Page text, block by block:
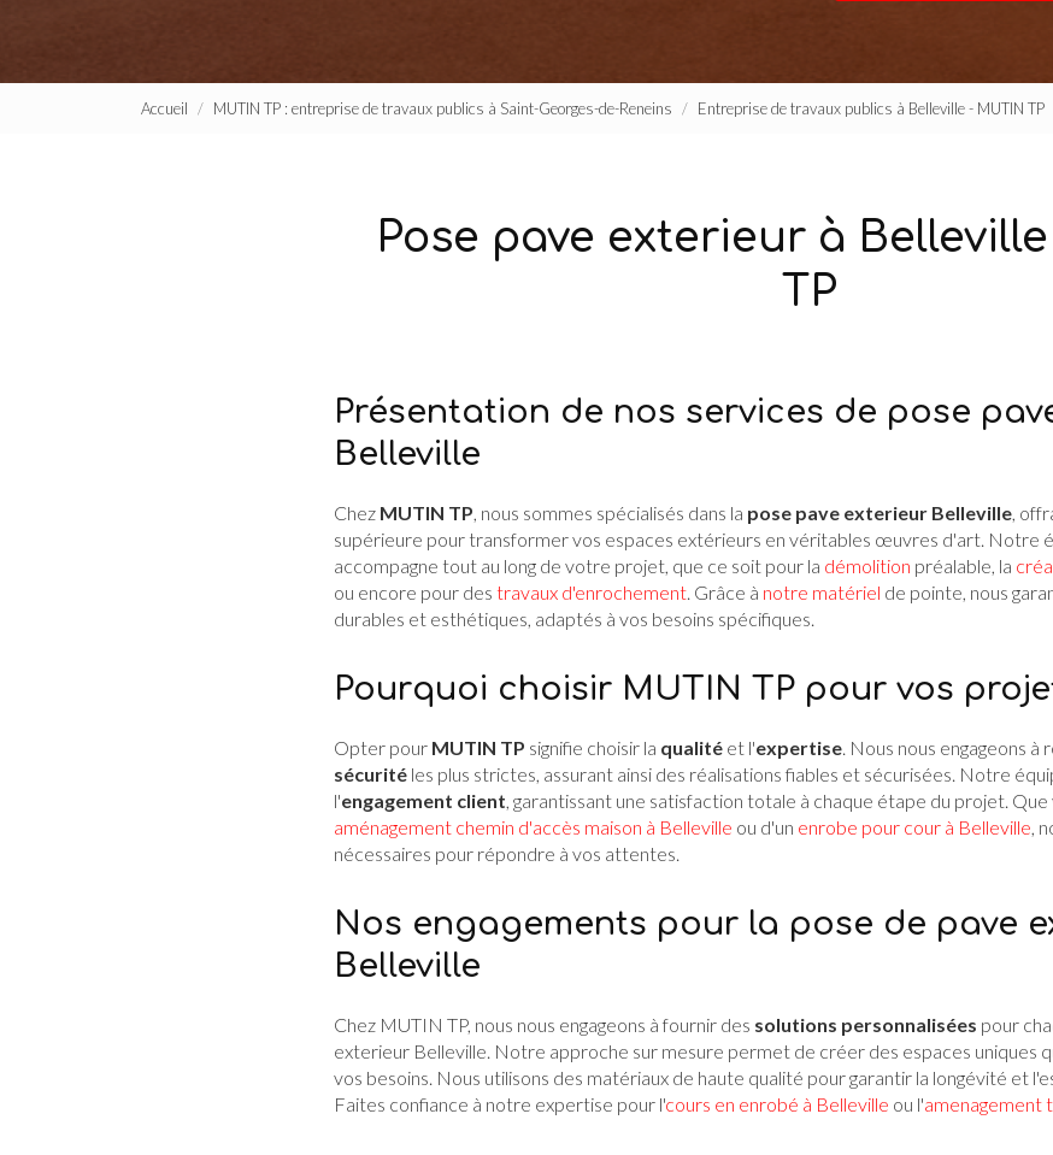
Accueil MUTIN TP : entreprise de travaux publics à Saint-Georges-de-Reneins Entreprise de travaux publics à Belleville - MUTIN TP
Pose pave exterieur à
TP
Présentation de nos services de pose
Belleville
Chez MUTIN TP, nous sommes spécialisés dans la pose pave exterieur Belleville,
supérieure pour transformer vos espaces extérieurs en véritables œuvres d'art. Notre
accompagne tout au long de votre projet, que ce soit pour la démolition préalable, la
ou encore pour des travaux d'enrochement. Grâce à notre matériel de pointe, nous
durables et esthétiques, adaptés à vos besoins spécifiques.
Pourquoi choisir MUTIN TP pour vos
Opter pour MUTIN TP signifie choisir la qualité et l'expertise. Nous nous engageons à
sécurité les plus strictes, assurant ainsi des réalisations fiables et sécurisées. Notre
l'engagement client, garantissant une satisfaction totale à chaque étape du projet. Que
aménagement chemin d'accès maison à Belleville ou d'un enrobe pour cour à Belleville,
nécessaires pour répondre à vos attentes.
Nos engagements pour la pose de pave
Belleville
Chez MUTIN TP, nous nous engageons à fournir des solutions personnalisées pour
exterieur Belleville. Notre approche sur mesure permet de créer des espaces uniques
vos besoins. Nous utilisons des matériaux de haute qualité pour garantir la longévité et
Faites confiance à notre expertise pour l'cours en enrobé à Belleville ou l'amenagement